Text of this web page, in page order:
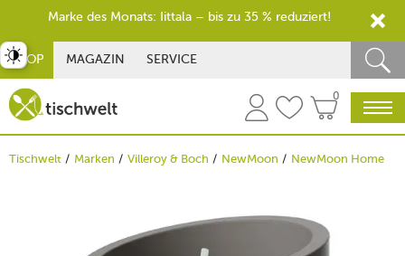
SHOP MAGAZIN SERVICE
0
Tischwelt Marken Villeroy & Boch NewMoon NewMoon Home
umschalten
Marke des Monats: Iittala – bis zu 35 % reduziert!